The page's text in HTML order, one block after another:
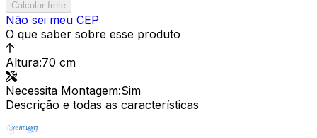
Calcular frete
Não sei meu CEP
O que saber sobre esse produto
Altura:70 cm
Necessita Montagem:Sim
Descrição e todas as características